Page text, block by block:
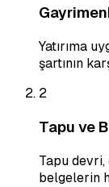
Yatırıma
şartının
2
Tapu ve
Tapu
belgelerin